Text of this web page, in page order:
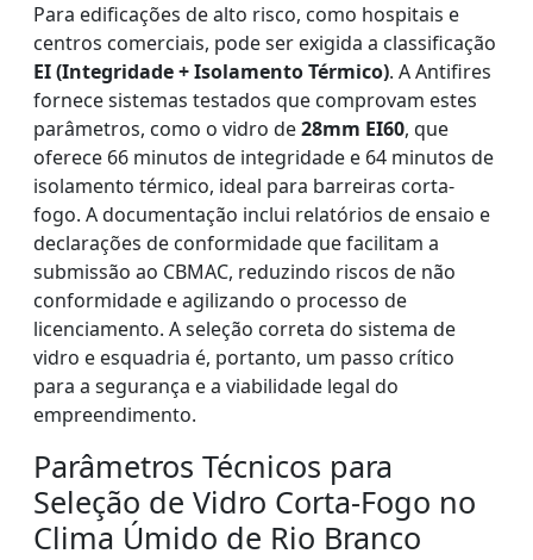
Para edificações de alto risco, como hospitais e
centros comerciais, pode ser exigida a classificação
EI (Integridade + Isolamento Térmico). A Antifires
fornece sistemas testados que comprovam estes
parâmetros, como o vidro de28mm EI60, que
oferece 66 minutos de integridade e 64 minutos de
isolamento térmico, ideal para barreiras corta-
fogo. A documentação inclui relatórios de ensaio e
declarações de conformidade que facilitam a
submissão ao CBMAC, reduzindo riscos de não
conformidade e agilizando o processo de
licenciamento. A seleção correta do sistema de
vidro e esquadria é, portanto, um passo crítico
para a segurança e a viabilidade legal do
empreendimento.
Parâmetros Técnicos para
Seleção de Vidro Corta-Fogo no
Clima Úmido de Rio Branco